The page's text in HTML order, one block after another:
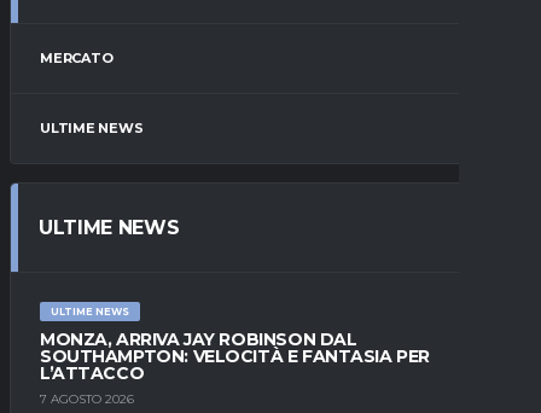
MERCATO
ULTIME NEWS
ULTIME NEWS
ULTIME NEWS
MONZA, ARRIVA JAY ROBINSON DAL
SOUTHAMPTON: VELOCITÀ E FANTASIA PER
L’ATTACCO
7 AGOSTO 2026